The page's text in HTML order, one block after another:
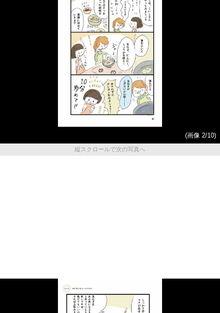
(画像 2/10)
縦スクロールで次の写真へ